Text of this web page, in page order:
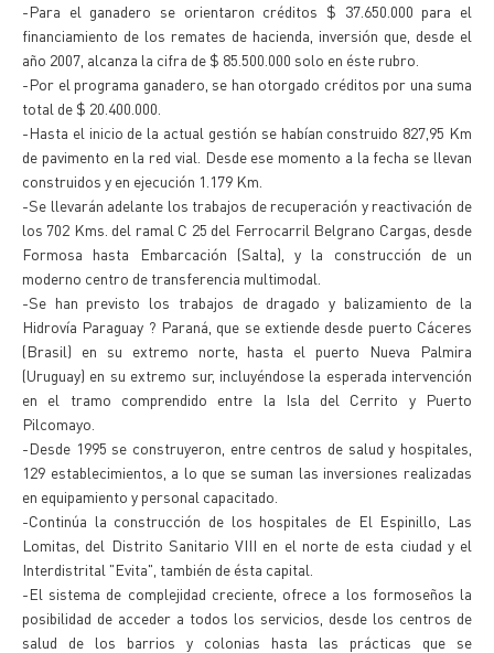
-Para el ganadero se orientaron créditos $ 37.650.000 para el
financiamiento de los remates de hacienda, inversión que, desde el
año 2007, alcanza la cifra de $ 85.500.000 solo en éste rubro.
-Por el programa ganadero, se han otorgado créditos por una suma
total de $ 20.400.000.
-Hasta el inicio de la actual gestión se habían construido 827,95 Km
de pavimento en la red vial. Desde ese momento a la fecha se llevan
construidos y en ejecución 1.179 Km.
-Se llevarán adelante los trabajos de recuperación y reactivación de
los 702 Kms. del ramal C 25 del Ferrocarril Belgrano Cargas, desde
Formosa hasta Embarcación (Salta), y la construcción de un
moderno centro de transferencia multimodal.
-Se han previsto los trabajos de dragado y balizamiento de la
Hidrovía Paraguay ? Paraná, que se extiende desde puerto Cáceres
(Brasil) en su extremo norte, hasta el puerto Nueva Palmira
(Uruguay) en su extremo sur, incluyéndose la esperada intervención
en el tramo comprendido entre la Isla del Cerrito y Puerto
Pilcomayo.
-Desde 1995 se construyeron, entre centros de salud y hospitales,
129 establecimientos, a lo que se suman las inversiones realizadas
en equipamiento y personal capacitado.
-Continúa la construcción de los hospitales de El Espinillo, Las
Lomitas, del Distrito Sanitario VIII en el norte de esta ciudad y el
Interdistrital "Evita", también de ésta capital.
-El sistema de complejidad creciente, ofrece a los formoseños la
posibilidad de acceder a todos los servicios, desde los centros de
salud de los barrios y colonias hasta las prácticas que se